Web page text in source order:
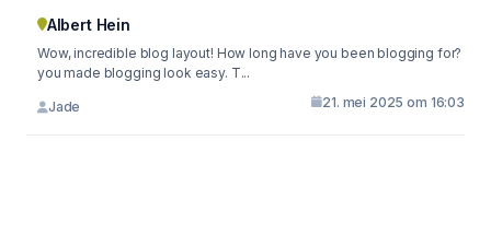
Albert Hein
Wow, incredible blog layout! How long have you been blogging for?
you made blogging look easy. T...
Jade 21. mei 2025 om 16:03